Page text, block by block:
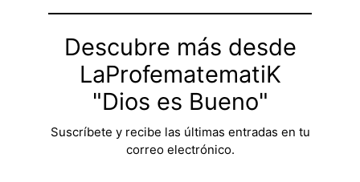
Descubre más desde
LaProfematematiK
"Dios es Bueno"
Suscríbete y recibe las últimas entradas en tu
correo electrónico.